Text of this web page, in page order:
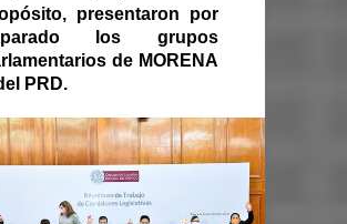
presentaron por
los grupos
de MORENA
PRD.